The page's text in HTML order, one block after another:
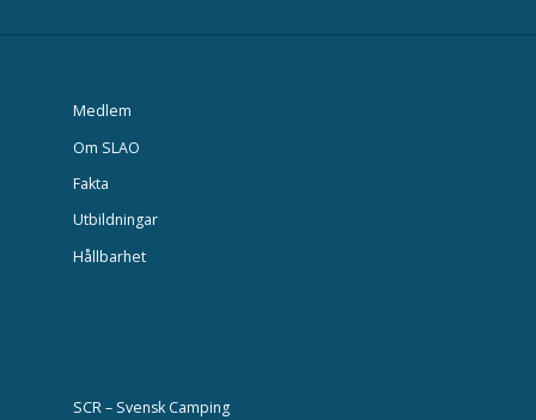
Medlem
Om SLAO
Fakta
Utbildningar
Hållbarhet
SCR – Svensk Camping